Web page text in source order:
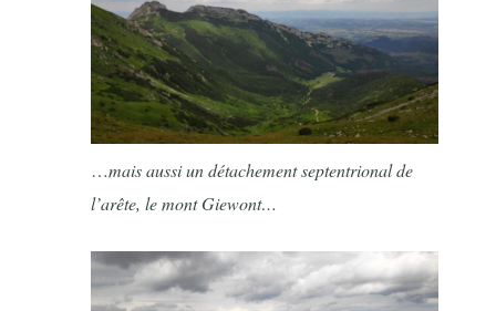
…mais aussi un détachement septentrional de
l’arête, le mont Giewont…